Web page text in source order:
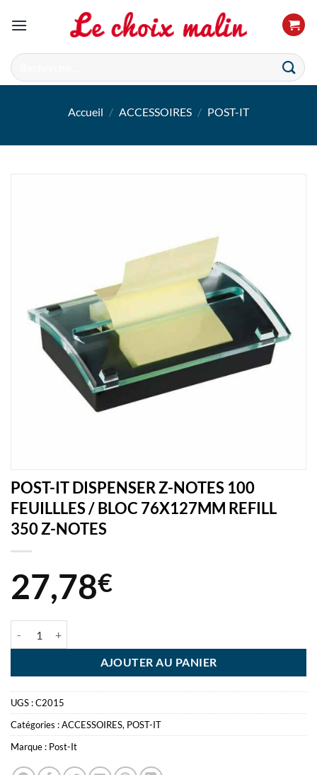
Recherche
pour :
Accueil / ACCESSOIRES / POST-IT
POST-IT DISPENSER Z-NOTES 100
FEUILLLES / BLOC 76X127MM REFILL
350 Z-NOTES
27,78€
AJOUTER AU PANIER
UGS :C2015
Catégories :ACCESSOIRES, POST-IT
Marque : Post-It